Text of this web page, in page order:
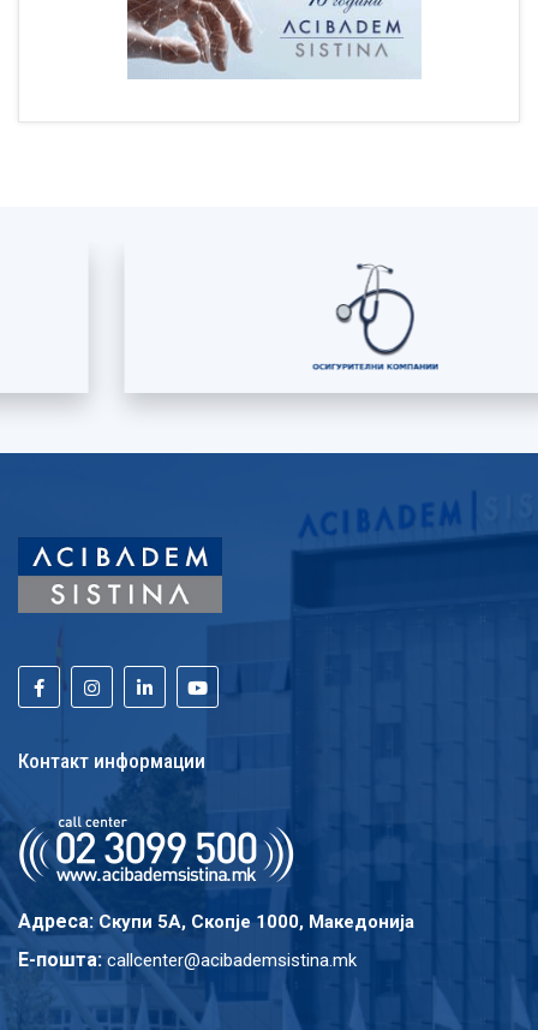
Контакт информации
Адреса: Скупи 5A, Скопје 1000, Македонија
E-пошта: callcenter@acibademsistina.mk